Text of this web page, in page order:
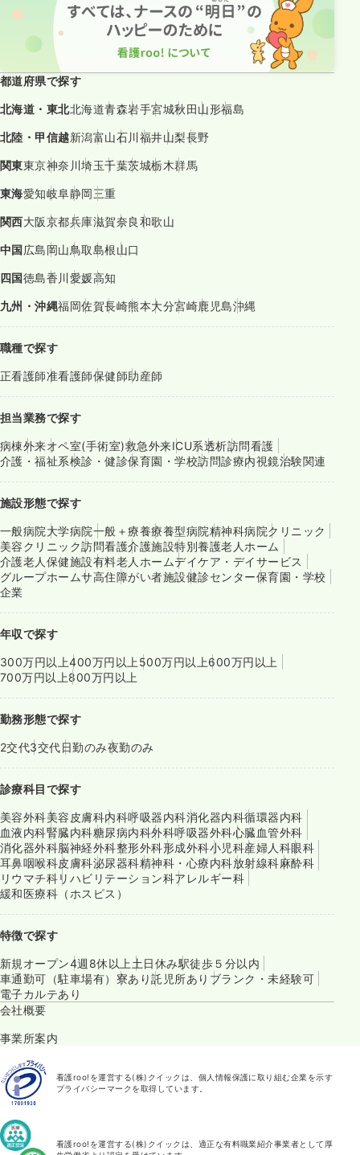
都道府県で探す
北海道・東北北海道青森岩手宮城秋田 山形福島
北陸・甲信越新潟富山石川 福井山梨長野
関東東京神奈川埼玉千葉茨城栃木群馬
東海愛知岐阜静岡三重
関西大阪京都兵庫滋賀奈良和歌山
中国 広島 岡山鳥取島根山口
四国徳島香川 愛媛高知
九州・沖縄福岡佐賀長崎熊本大分宮崎鹿児島沖縄
職種で探す
正看護師准看護師保健師助産師
担当業務で探す
病棟外来オペ室(手術室)救急外来ICU系透析訪問看護
介護・福祉系検診・健診保育園・学校訪問診療内視鏡治験関連
施設形態で探す
一般病院大学病院一般＋療養療養型病院精神科病院クリニック
美容クリニック訪問看護介護施設特別養護老人ホーム
介護老人保健施設有料老人ホームデイケア・デイサービス
グループホームサ高住障がい者施設健診センター保育園・学校
企業
年収で探す
300万円以上400万円以上500万円以上600万円以上
700万円以上800万円以上
勤務形態で探す
2交代3交代日勤のみ夜勤のみ
診療科目で探す
美容外科美容皮膚科内科呼吸器内科消化器内科循環器内科
血液内科腎臓内科糖尿病内科外科呼吸器外科心臓血管外科
消化器外科脳神経外科整形外科形成外科小児科産婦人科眼科
耳鼻咽喉科皮膚科泌尿器科精神科・心療内科放射線科麻酔科
リウマチ科リハビリテーション科アレルギー科
緩和医療科（ホスピス）
特徴で探す
新規オープン4週8休以上土日休み駅徒歩５分以内
車通勤可（駐車場有） 寮あり託児所あり ブランク・未経験可
電子カルテあり
会社概要
事業所案内
看護roo!を運営する(株)クイックは、個人情報保護に取り組む企業を示す
プライバシーマークを取得しています。
看護roo!を運営する(株)クイックは、適正な有料職業紹介事業者として厚